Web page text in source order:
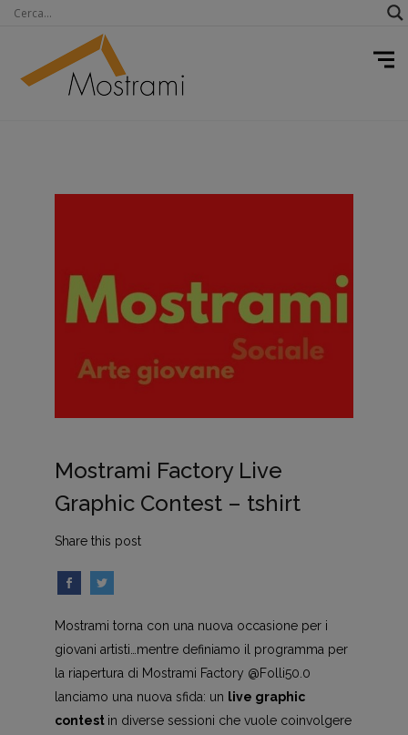
Mostrami Factory Live
Graphic Contest – tshirt
Share this post
Mostrami torna con una nuova occasione per i
giovani artisti…mentre definiamo il programma per
la riapertura di Mostrami Factory @Folli50.0
lanciamo una nuova sfida: un live graphic
contest in diverse sessioni che vuole coinvolgere